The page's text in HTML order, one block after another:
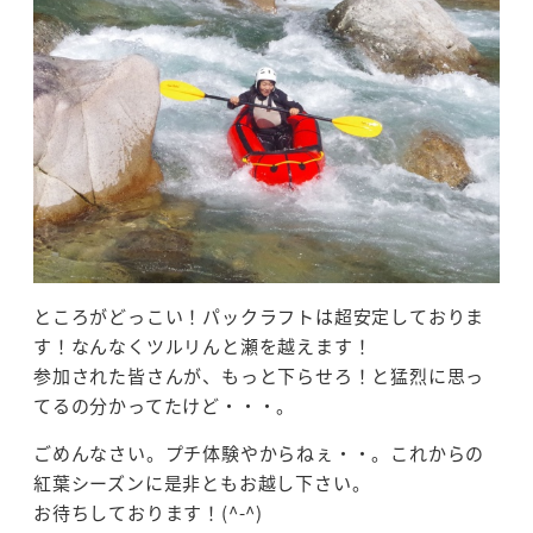
ところがどっこい！パックラフトは超安定しておりま
す！なんなくツルリんと瀬を越えます！
参加された皆さんが、もっと下らせろ！と猛烈に思っ
てるの分かってたけど・・・。
ごめんなさい。プチ体験やからねぇ・・。これからの
紅葉シーズンに是非ともお越し下さい。
お待ちしております！(^-^)